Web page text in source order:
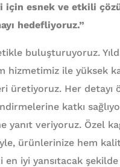
için esnek ve etkili
hedefliyoruz.”
buluşturuyoruz.
hizmetimiz ile yüksek
üretiyoruz. Her detayı
katkı
yanıt veriyoruz. Özel
ürünlerinize hem
en iyi yansıtacak